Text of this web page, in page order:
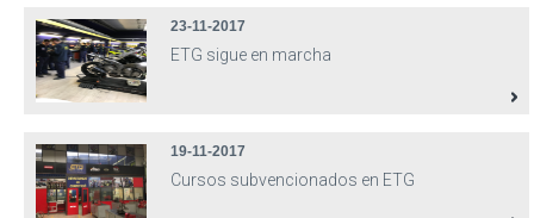
23-11-2017
ETG sigue en marcha
19-11-2017
Cursos subvencionados en ETG